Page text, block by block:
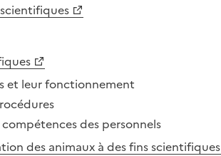
et leur fonctionnement
des personnels
des animaux à des fins scientifiques